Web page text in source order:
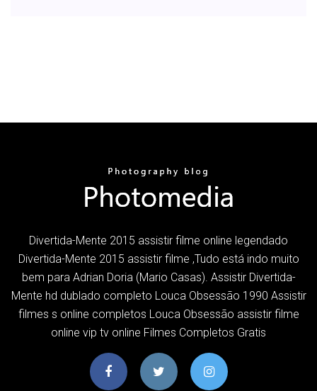
Divertida-Mente 2015 assistir filme online legendado
Divertida-Mente 2015 assistir filme ,Tudo está indo muito
bem para Adrian Doria (Mario Casas). Assistir Divertida-
Mente hd dublado completo Louca Obsessão 1990 Assistir
filmes s online completos Louca Obsessão assistir filme
online vip tv online Filmes Completos Gratis